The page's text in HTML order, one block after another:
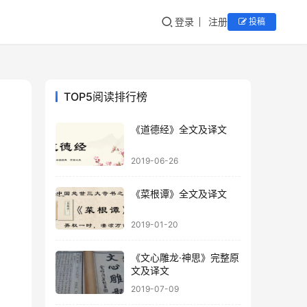
登录 注册 投稿
TOP5阅读排行榜
《道德经》全文及译文
2019-06-26
《菜根谭》全文及译文
2019-01-20
《文心雕龙·神思》完整原
文及译文
2019-07-09